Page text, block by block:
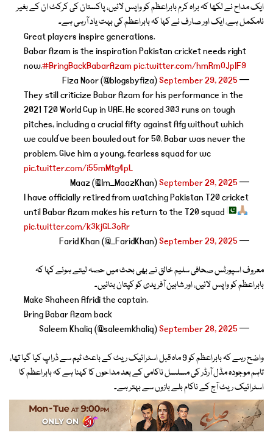
ایک مداح نے لکھا کہ براہ کرم بابراعظم کو واپس لائیں، پاکستان کی کرکٹ ان کے بغیر
نامکمل ہے، ایک اور صارف نے کہا کہ بابراعظم کی بہت یاد آرہی ہے۔
Great players inspire generations.
Babar Azam is the inspiration Pakistan cricket needs right
now.#BringBackBabarAzampic.twitter.com/hmRmOJpIF9
— Fiza Noor (@blogsbyfiza)
September 29, 2025
They still criticize Babar Azam for his performance in the
2021 T20 World Cup in UAE. He scored 303 runs on tough
pitches, including a crucial fifty against Afg without which
we could’ve been bowled out for 50. Babar was never the
problem. Give him a young, fearless squad for wc
pic.twitter.com/i55mMtg4pL
— Maaz (@Im_MaazKhan)
September 29, 2025
I have officially retired from watching Pakistan T20 cricket
until Babar Azam makes his return to the T20 squad
pic.twitter.com/k3kjGL3oRr
— Farid Khan (@_FaridKhan)
September 29, 2025
معروف اسپورٹس صحافی سلیم خالق نے بھی بحث میں حصہ لیتے ہوئے کہا کہ
بابراعظم کو واپس لائیں، اور شاہین آفریدی کو کپتان بنائیں۔
Make Shaheen Afridi the captain.
Bring Babar Azam back
— Saleem Khaliq (@saleemkhaliq)
September 28, 2025
واضح رہے کہ بابراعظم کو 9 ماہ قبل اسٹرائیک ریٹ کے باعث ٹیم سے ڈراپ کیا گیا تھا،
تاہم موجودہ مڈل آرڈر کی مسلسل ناکامی کے بعد مداحوں کا کہنا ہے کہ بابراعظم کا
اسٹرائیک ریٹ آج کے ناکام بلے بازوں سے بہتر ہے۔